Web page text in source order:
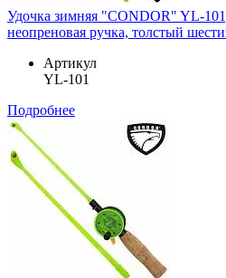
Удочка зимняя "CONDOR" YL-
неопреновая ручка, толстый
Артикул
YL-101
Подробнее